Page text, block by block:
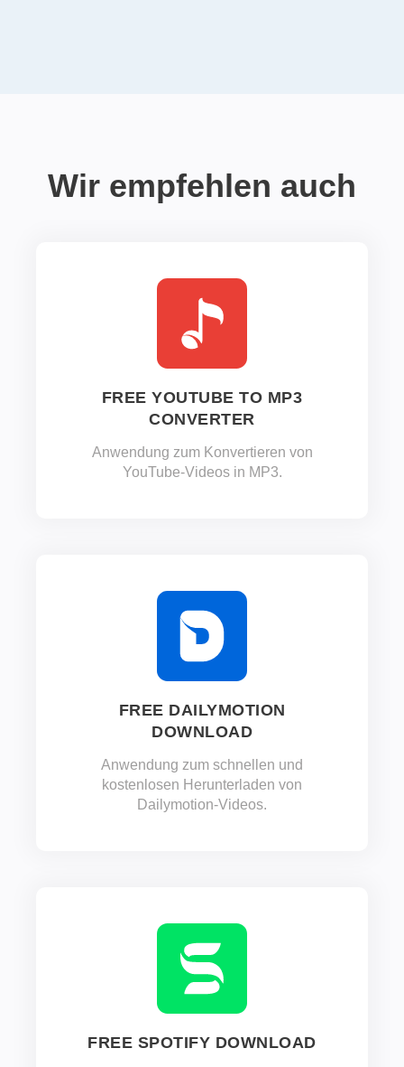
Wir empfehlen auch
FREE YOUTUBE TO MP3
CONVERTER
Anwendung zum Konvertieren von
YouTube-Videos in MP3.
FREE DAILYMOTION
DOWNLOAD
Anwendung zum schnellen und
kostenlosen Herunterladen von
Dailymotion-Videos.
FREE SPOTIFY DOWNLOAD